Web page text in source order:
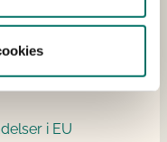
i EU